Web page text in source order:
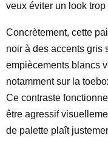
veux éviter un look trop
Concrètement, cette
noir à des accents gris
empiècements blancs
notamment sur la
Ce contraste
être agressif
de palette plaît